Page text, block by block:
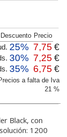
a falta de Iva
21 %
Descuento Precio
25% 7,75 €
30% 7,25 €
35% 6,75 €
Black, con
1200